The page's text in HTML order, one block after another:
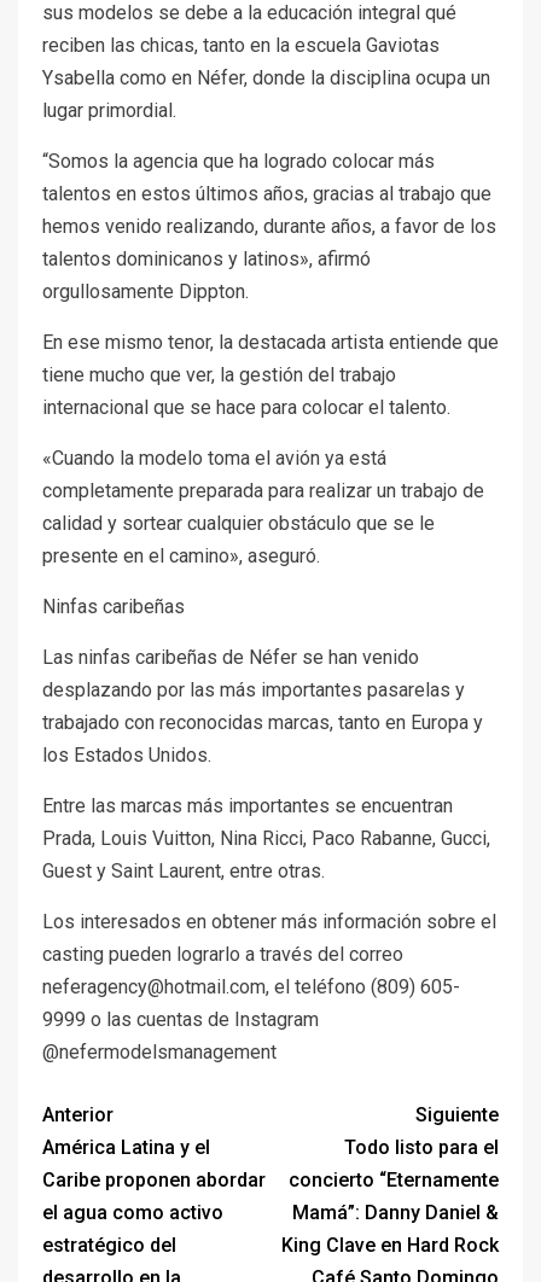
sus modelos se debe a la educación integral qué
reciben las chicas, tanto en la escuela Gaviotas
Ysabella como en Néfer, donde la disciplina ocupa un
lugar primordial.
“Somos la agencia que ha logrado colocar más
talentos en estos últimos años, gracias al trabajo que
hemos venido realizando, durante años, a favor de los
talentos dominicanos y latinos», afirmó
orgullosamente Dippton.
En ese mismo tenor, la destacada artista entiende que
tiene mucho que ver, la gestión del trabajo
internacional que se hace para colocar el talento.
«Cuando la modelo toma el avión ya está
completamente preparada para realizar un trabajo de
calidad y sortear cualquier obstáculo que se le
presente en el camino», aseguró.
Ninfas caribeñas
Las ninfas caribeñas de Néfer se han venido
desplazando por las más importantes pasarelas y
trabajado con reconocidas marcas, tanto en Europa y
los Estados Unidos.
Entre las marcas más importantes se encuentran
Prada, Louis Vuitton, Nina Ricci, Paco Rabanne, Gucci,
Guest y Saint Laurent, entre otras.
Los interesados en obtener más información sobre el
casting pueden lograrlo a través del correo
neferagency@hotmail.com, el teléfono (809) 605-
9999 o las cuentas de Instagram
@nefermodelsmanagement
Anterior
América Latina y el
Caribe proponen abordar
el agua como activo
estratégico del
Siguiente
Todo listo para el
concierto “Eternamente
Mamá”: Danny Daniel &
King Clave en Hard Rock